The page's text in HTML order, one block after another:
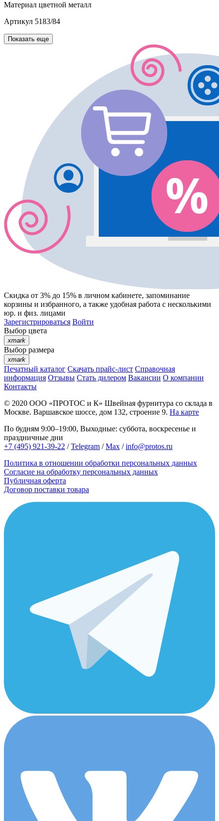
Материал цветной металл
Артикул 5183/84
Показать еще
Скидка от 3% до 15% в личном кабинете, запоминание
корзины и избранного, а также удобная работа с несколькими
юр. и физ. лицами
Зарегистрироваться Войти
Выбор цвета
xmark
Выбор размера
xmark
Печатный каталог Скачать прайс-лист Справочная
информация Отзывы Стать дилером Вакансии О компании
Контакты
© 2020 ООО «ПРОТОС и К» Швейная фурнитура со склада в
Москве. Варшавское шоссе, дом 132, строение 9. На карте
По будням 9:00–19:00, Выходные: суббота, воскресенье и
праздничные дни
+7 (495) 921-39-22 /Telegram /Max /info@protos.ru
Политика в отношении обработки персональных данных
Согласие на обработку персональных данных
Публичная оферта
Договор поставки товара